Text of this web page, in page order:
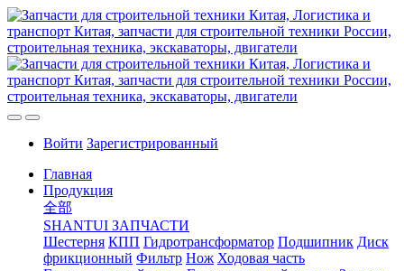
Войти Зарегистрированный
Главная
Продукция
全部
SHANTUI ЗАПЧАСТИ
Шестерня КПП Гидротрансформатор Подшипник Диск
фрикционный Фильтр Нож Ходовая часть